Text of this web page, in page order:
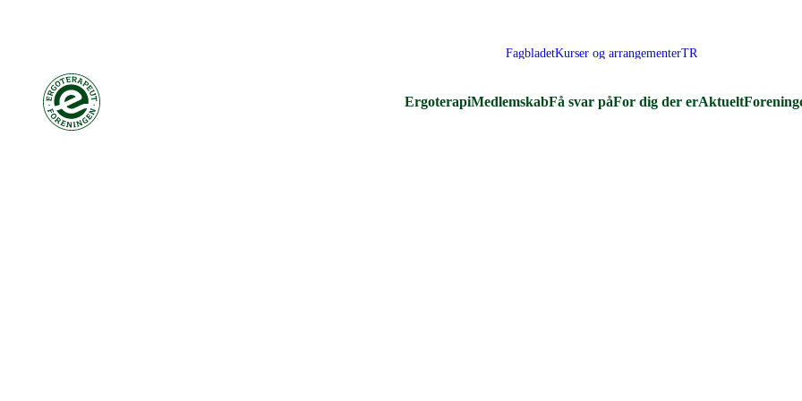
FagbladetKurser og arrangementerTR
ErgoterapiMedlemskabFå svar påFor dig der erAktuelt